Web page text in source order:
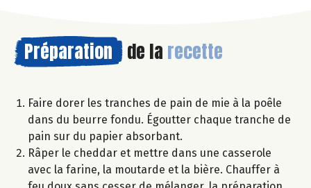
Préparation de la recette
Faire dorer les tranches de pain de mie à la poêle
dans du beurre fondu. Égoutter chaque tranche de
pain sur du papier absorbant.
Râper le cheddar et mettre dans une casserole
avec la farine, la moutarde et la bière. Chauffer à